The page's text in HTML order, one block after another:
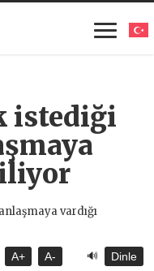
istediği
A+ A- 🔊 Dinle